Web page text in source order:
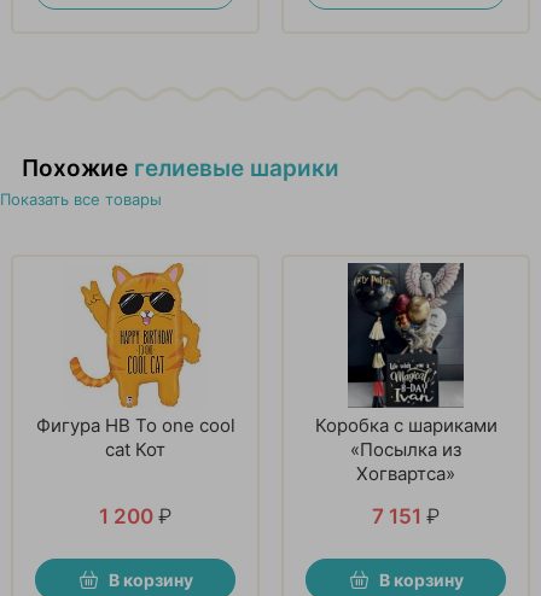
Похожие гелиевые шарики
Показать все товары
Фигура HB To one cool
cat Кот
1 200 ₽
В корзину
Коробка с шариками
«Посылка из
Хогвартса»
7 151 ₽
В корзину